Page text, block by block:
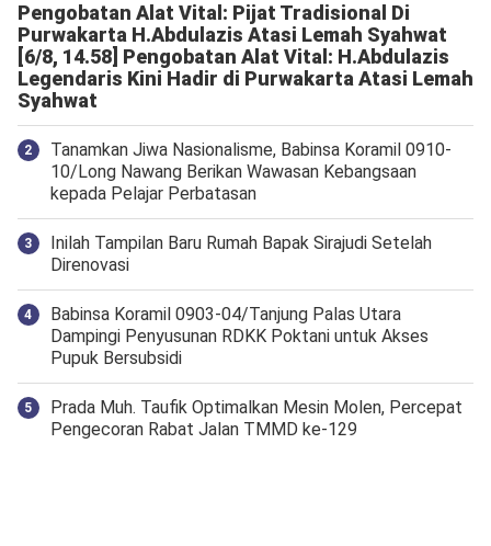
Pengobatan Alat Vital: Pijat Tradisional Di
Purwakarta H.Abdulazis Atasi Lemah Syahwat
[6/8, 14.58] Pengobatan Alat Vital: H.Abdulazis
Legendaris Kini Hadir di Purwakarta Atasi Lemah
Syahwat
Tanamkan Jiwa Nasionalisme, Babinsa Koramil 0910-
10/Long Nawang Berikan Wawasan Kebangsaan
kepada Pelajar Perbatasan
Inilah Tampilan Baru Rumah Bapak Sirajudi Setelah
Direnovasi
‎Babinsa Koramil 0903-04/Tanjung Palas Utara
Dampingi Penyusunan RDKK Poktani untuk Akses
Pupuk Bersubsidi
Prada Muh. Taufik Optimalkan Mesin Molen, Percepat
Pengecoran Rabat Jalan TMMD ke-129